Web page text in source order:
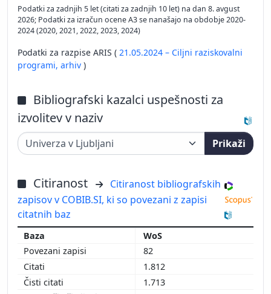
Podatki za zadnjih 5 let (citati za zadnjih 10 let) na dan 8. avgust
2026; Podatki za izračun ocene A3 se nanašajo na obdobje 2020-
2024 (2020, 2021, 2022, 2023, 2024)
Podatki za razpise ARIS ( 21.05.2024 – Ciljni raziskovalni
programi, arhiv )
Bibliografski kazalci uspešnosti za
izvolitev v naziv
Prikaži
Citiranost
Citiranost bibliografskih
zapisov v COBIB.SI, ki so povezani z zapisi
citatnih baz
WoS
82
1.812
1.713